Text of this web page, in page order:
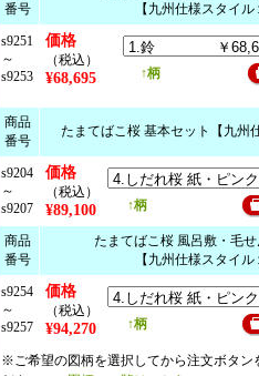
番号
【九州仕様スタイル
s9251
～
s9253
価格
（税込）
¥68,695 ↑柄
商品
番号
たまてばこ桜 基本セット【九州
s9204
～
s9207
価格
（税込）
¥89,100 ↑柄
商品
番号
たまてばこ桜 風呂敷・毛
【九州仕様スタイル
s9254
～
s9257
価格
（税込）
¥94,270 ↑柄
※ご希望の図柄を選択してから注文ボタン